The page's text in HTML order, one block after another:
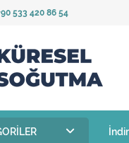
533 420 86 54